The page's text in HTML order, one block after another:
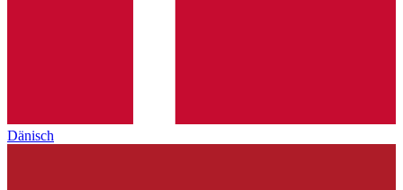
Dänisch